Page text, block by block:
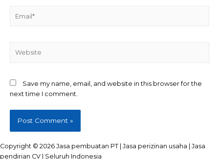
Save my name, email, and website in this browser for the
next time I comment.
Copyright © 2026 Jasa pembuatan PT | Jasa perizinan usaha | Jasa
pendirian CV | Seluruh Indonesia